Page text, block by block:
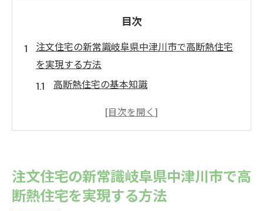
目次
注文住宅の新常識岐阜県中津川市で高断熱住宅
を実現する方法
高断熱住宅の基本知識
岐阜県中津川市における気候とその影響
中津川市の住宅事例紹介
吹付断熱の効果岐阜県中津川市の注文住宅で快
注文住宅の新常識岐阜県中津川市で高
断熱住宅を実現する方法